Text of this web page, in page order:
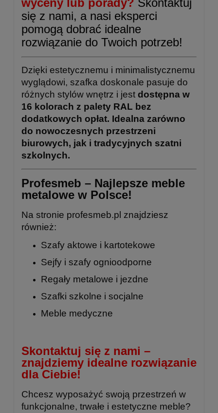
wyceny lub porady? Skontaktuj
się z nami, a nasi eksperci
pomogą dobrać idealne
rozwiązanie do Twoich potrzeb!
Dzięki estetycznemu i minimalistycznemu
wyglądowi, szafka doskonale pasuje do
różnych stylów wnętrz i jest dostępna w
16 kolorach z palety RAL bez
dodatkowych opłat. Idealna zarówno
do nowoczesnych przestrzeni
biurowych, jak i tradycyjnych szatni
szkolnych.
Profesmeb – Najlepsze meble
metalowe w Polsce!
Na stronie profesmeb.pl znajdziesz
również:
Szafy aktowe i kartotekowe
Sejfy i szafy ognioodporne
Regały metalowe i jezdne
Szafki szkolne i socjalne
Meble medyczne
Skontaktuj się z nami –
znajdziemy idealne rozwiązanie
dla Ciebie!
Chcesz wyposażyć swoją przestrzeń w
funkcjonalne, trwałe i estetyczne meble?